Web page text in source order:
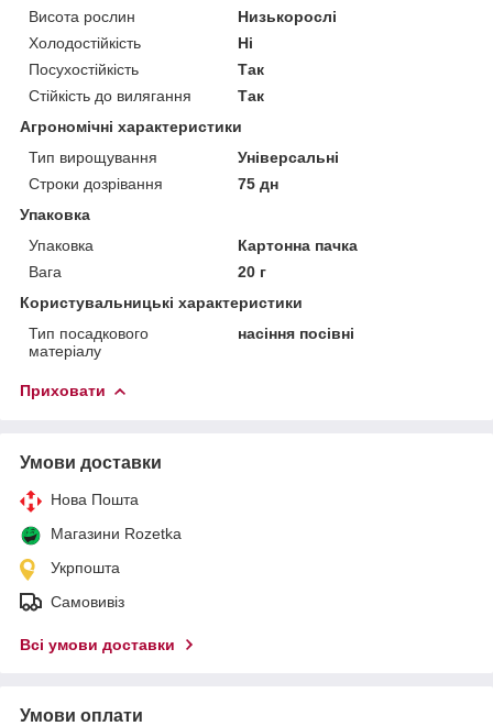
Висота рослин
Низькорослі
Холодостійкість
Ні
Посухостійкість
Так
Стійкість до вилягання
Так
Агрономічні характеристики
Тип вирощування
Універсальні
Строки дозрівання
75 дн
Упаковка
Упаковка
Картонна пачка
Вага
20 г
Користувальницькі характеристики
Тип посадкового
матеріалу
насіння посівні
Приховати
Умови доставки
Нова Пошта
Магазини Rozetka
Укрпошта
Самовивіз
Всі умови доставки
Умови оплати